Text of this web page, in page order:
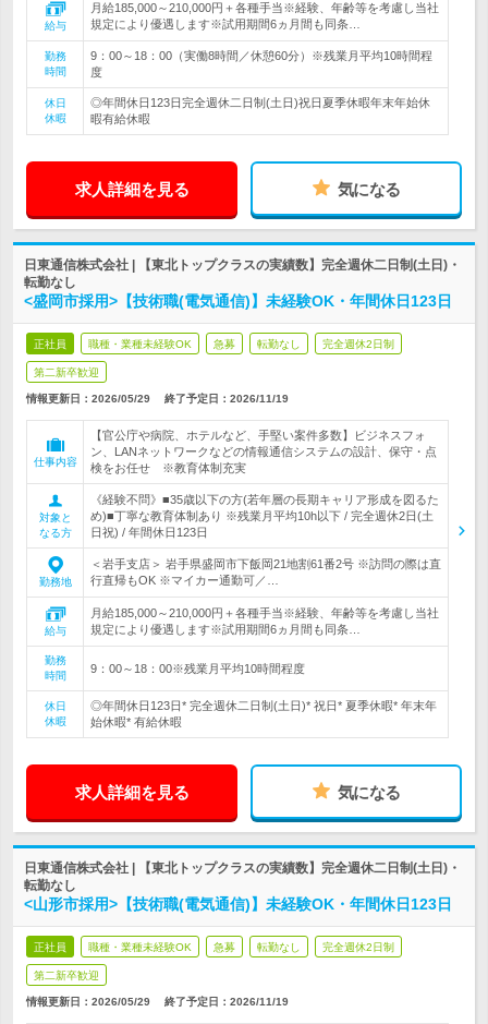
給与
月給185,000～210,000円＋各種手当※経験、年齢等を考慮し当社
規定により優遇します※試用期間6ヵ月間も同条…
勤務
時間
9：00～18：00（実働8時間／休憩60分）※残業月平均10時間程
度
休日
休暇
◎年間休日123日完全週休二日制(土日)祝日夏季休暇年末年始休
暇有給休暇
求人詳細を見る 気になる
日東通信株式会社 | 【東北トップクラスの実績数】完全週休二日制(土日)・
転勤なし
<盛岡市採用>【技術職(電気通信)】未経験OK・年間休日123日
正社員 職種・業種未経験OK 急募 転勤なし 完全週休2日制
第二新卒歓迎
情報更新日：2026/05/29 終了予定日： 2026/11/19
仕事内容
【官公庁や病院、ホテルなど、手堅い案件多数】ビジネスフォ
ン、LANネットワークなどの情報通信システムの設計、保守・点
検をお任せ ※教育体制充実
対象と
なる方
《経験不問》■35歳以下の方(若年層の長期キャリア形成を図るた
め)■丁寧な教育体制あり ※残業月平均10h以下 / 完全週休2日(土
日祝) / 年間休日123日
勤務地
＜岩手支店＞ 岩手県盛岡市下飯岡21地割61番2号 ※訪問の際は直
行直帰もOK ※マイカー通勤可／…
給与
月給185,000～210,000円＋各種手当※経験、年齢等を考慮し当社
規定により優遇します※試用期間6ヵ月間も同条…
勤務
時間
9：00～18：00※残業月平均10時間程度
休日
休暇
◎年間休日123日* 完全週休二日制(土日)* 祝日* 夏季休暇* 年末年
始休暇* 有給休暇
求人詳細を見る 気になる
日東通信株式会社 | 【東北トップクラスの実績数】完全週休二日制(土日)・
転勤なし
<山形市採用>【技術職(電気通信)】未経験OK・年間休日123日
正社員 職種・業種未経験OK 急募 転勤なし 完全週休2日制
第二新卒歓迎
情報更新日：2026/05/29 終了予定日： 2026/11/19